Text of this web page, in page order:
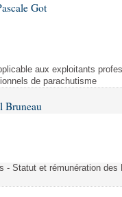
Got
aux exploitants
de parachutisme
Bruneau
- Statut et rémunération